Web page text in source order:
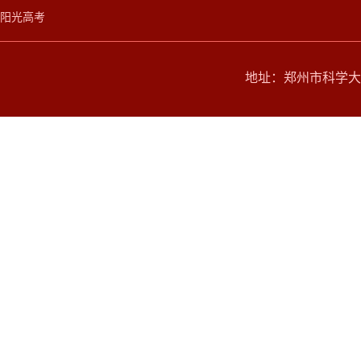
阳光高考
地址：郑州市科学